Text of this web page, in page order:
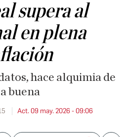
supera al
en plena
hace alquimia de
buena
Act. 09 may. 2026 - 09:06